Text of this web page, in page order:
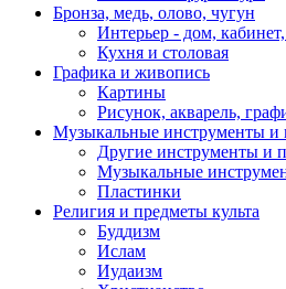
Бронза, медь, олово, чугун
Интерьер - дом,
Кухня и столовая
Графика и живопись
Картины
Рисунок, акварель,
Музыкальные инструменты и
Другие инструменты и
Музыкальные
Пластинки
Религия и предметы культа
Буддизм
Ислам
Иудаизм